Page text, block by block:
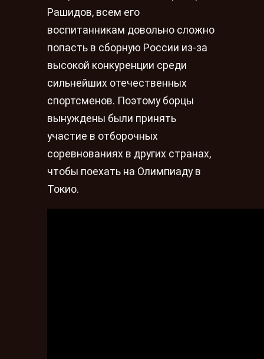
Рашидов, всем его
воспитанникам довольно сложно
попасть в сборную России из-за
высокой конкуренции среди
сильнейших отечественных
спортсменов. Поэтому борцы
вынуждены были принять
участие в отборочных
соревнованиях в других странах,
чтобы поехать на Олимпиаду в
Токио.